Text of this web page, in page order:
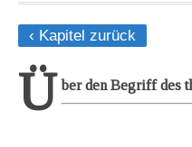
‹ Kapitel zurück
Ü ber den Begriff des